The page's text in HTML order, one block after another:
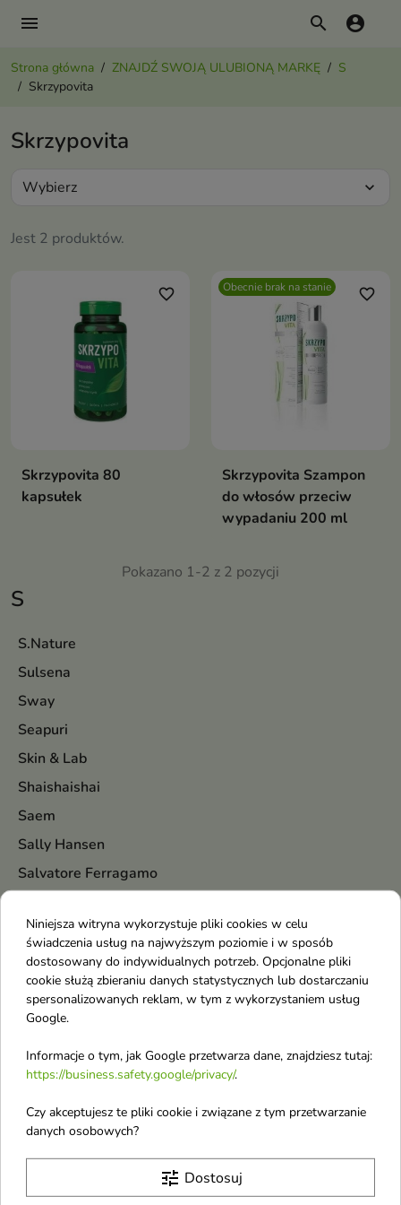
menu search account_circle
Strona główna ZNAJDŹ SWOJĄ ULUBIONĄ MARKĘ
S
Skrzypovita
S
S.Nature
Sulsena
Sway
Seapuri
Skin & Lab
Shaishaishai
Saem
Sally Hansen
Salvatore Ferragamo
Schwarzkopf
Sensodyne
Sessio
SFD
Shiseido
Silcare
Silcatil
Sister Young
Skrzypovita
Jest 2 produktów.
Wybierz expand_more
favorite_border
Skrzypovita 80
kapsułek
Obecnie brak na stanie favorite_border
Skrzypovita Szampon
do włosów przeciw
wypadaniu 200 ml
Pokazano 1-2 z 2 pozycji
Niniejsza witryna wykorzystuje pliki cookies w celu
świadczenia usług na najwyższym poziomie i w sposób
dostosowany do indywidualnych potrzeb. Opcjonalne pliki
cookie służą zbieraniu danych statystycznych lub dostarczaniu
spersonalizowanych reklam, w tym z wykorzystaniem usług
Google.
Informacje o tym, jak Google przetwarza dane, znajdziesz tutaj:
https://business.safety.google/privacy/.
Czy akceptujesz te pliki cookie i związane z tym przetwarzanie
danych osobowych?
tune Dostosuj